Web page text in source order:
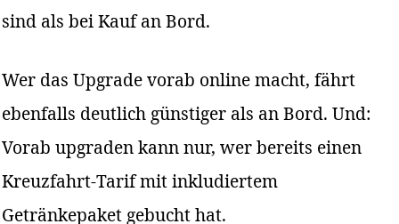
sind als bei Kauf an Bord.
Wer das Upgrade vorab online macht, fährt
ebenfalls deutlich günstiger als an Bord. Und:
Vorab upgraden kann nur, wer bereits einen
Kreuzfahrt-Tarif mit inkludiertem
Getränkepaket gebucht hat.